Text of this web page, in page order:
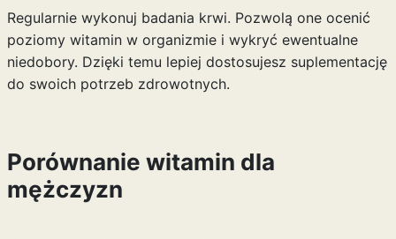
Regularnie wykonuj badania krwi. Pozwolą one ocenić
poziomy witamin w organizmie i wykryć ewentualne
niedobory. Dzięki temu lepiej dostosujesz suplementację
do swoich potrzeb zdrowotnych.
Porównanie witamin dla
mężczyzn